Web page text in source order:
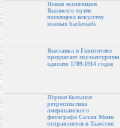
Новая экспозиция
Высокого музея
посвящена искусству
южных backroads
Выставка в Глиптотеке
предлагает скульптурную
одиссею 1789-1914 годов
Первая большая
ретроспектива
американского
фотографа Салли Манн
отправляется в Хьюстон